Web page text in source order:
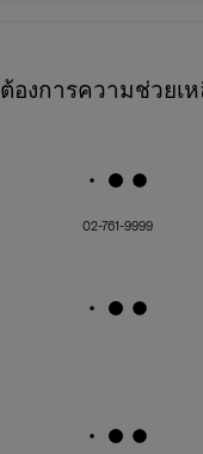
ต้องการความช่วยเ
02-761-9999